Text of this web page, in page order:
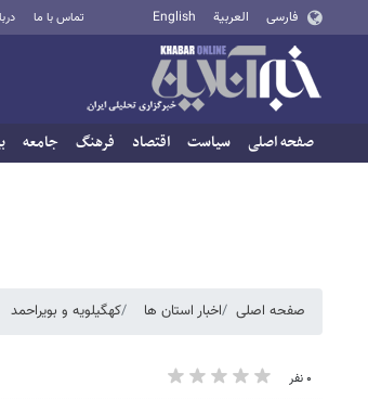
فارسی العربية English تماس با ما
صفحه اصلی سیاست اقتصاد فرهنگ جامعه
صفحه اصلی اخبار استان ها کهگیلویه و بویراحمد
۰ نفر